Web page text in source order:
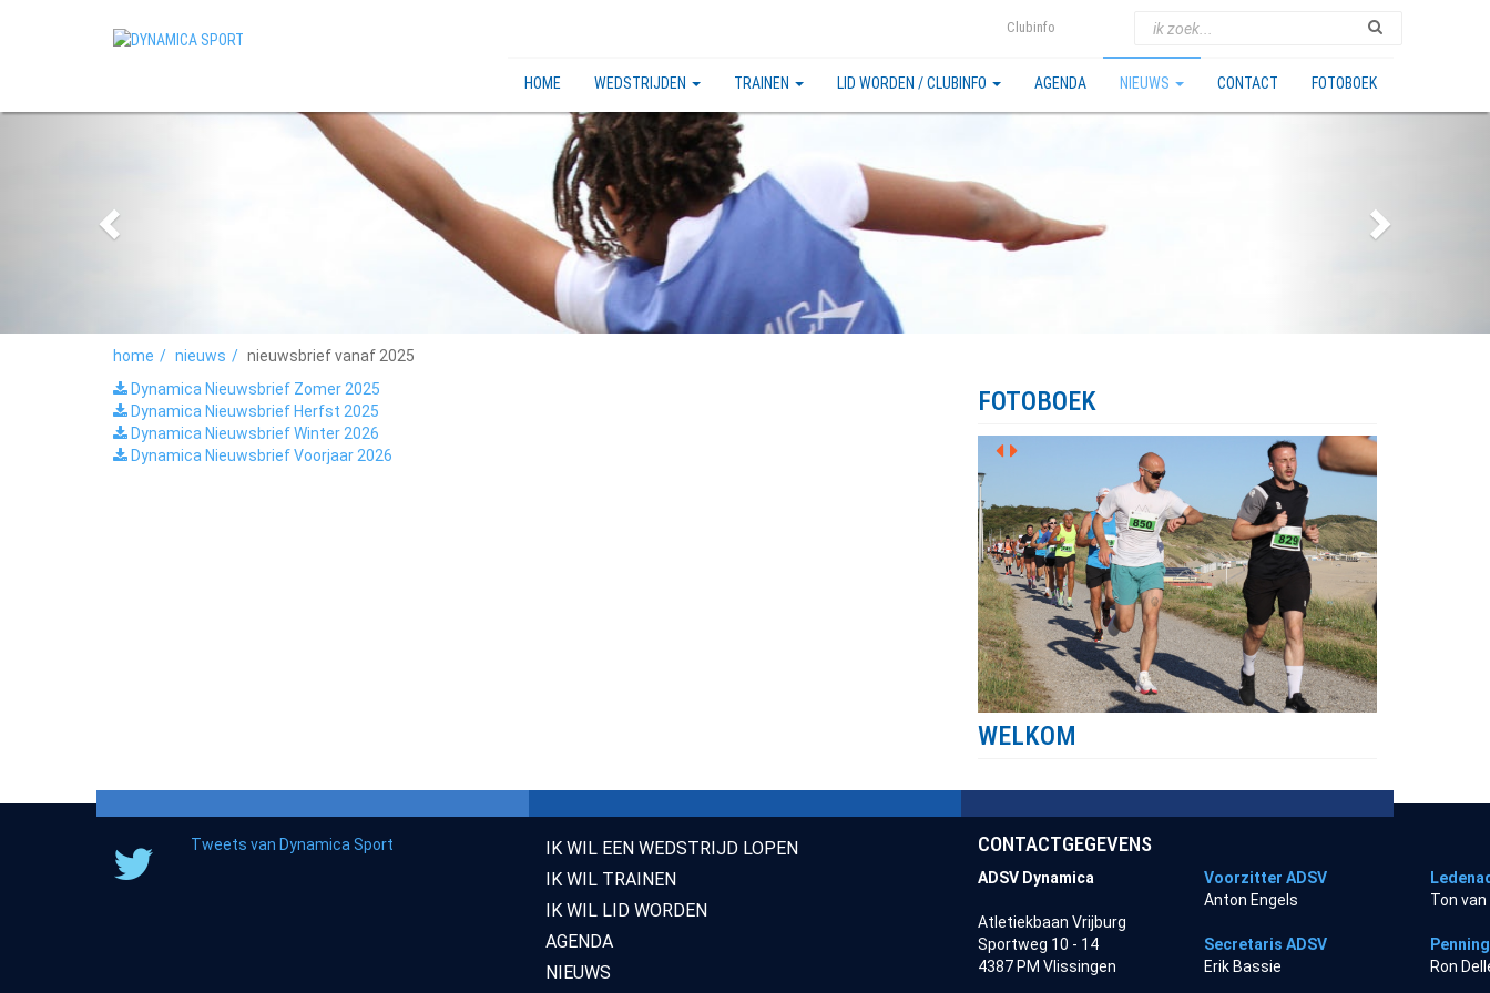
Clubinfo
HOME WEDSTRIJDEN TRAINEN LID WORDEN / CLUBINFO AGENDA NIEUWS CONTACT FOTOBOEK
home nieuws
nieuwsbrief vanaf 2025
Dynamica Nieuwsbrief Zomer 2025
Dynamica Nieuwsbrief Herfst 2025
Dynamica Nieuwsbrief Winter 2026
Dynamica Nieuwsbrief Voorjaar 2026
FOTOBOEK
WELKOM
Tweets van Dynamica Sport
IK WIL EEN WEDSTRIJD LOPEN
IK WIL TRAINEN
IK WIL LID WORDEN
AGENDA
NIEUWS
CONTACTGEGEVENS
ADSV Dynamica Voorzitter ADSV
Anton Engels
Ton
Atletiekbaan Vrijburg
Sportweg 10 - 14
Secretaris ADSV
4387 PM Vlissingen
Erik Bassie Ron